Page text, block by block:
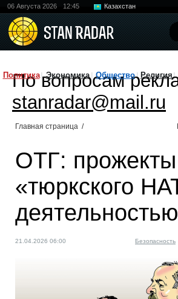
06 Августа 2026 12:45 Казахстан
Политика Экономика Общество Религия
По вопросам
stanradar@mail.ru
Главная страница /
ОТГ:
«тюркского
21.04.2026 06:00 Безопасность